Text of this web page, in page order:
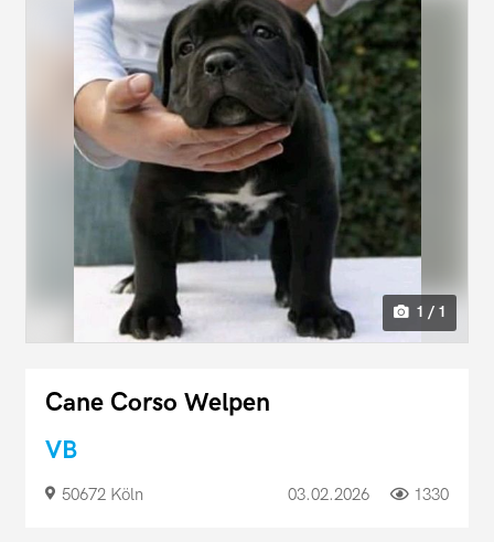
1 / 1
Cane Corso Welpen
VB
50672 Köln 03.02.2026 1330